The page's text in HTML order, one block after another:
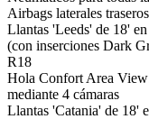
Airbags laterales traseros
Llantas 'Leeds' de 18'
(con inserciones Dark
R18
Hola Confort Area
mediante 4 cámaras
Llantas 'Catania' de 18'